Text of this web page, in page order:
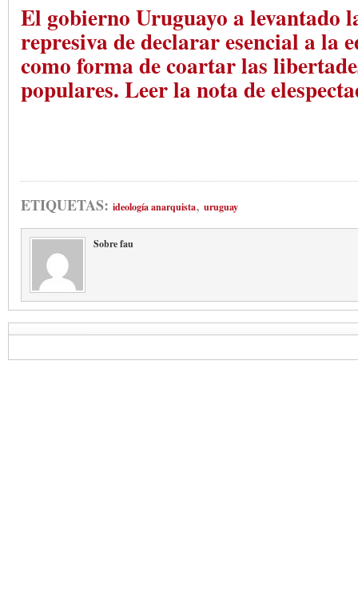
El gobierno Uruguayo a levantado
represiva de declarar esencial a la
como forma de coartar las
populares. Leer la nota de
ETIQUETAS: ideología anarquista, uruguay
Sobre fau